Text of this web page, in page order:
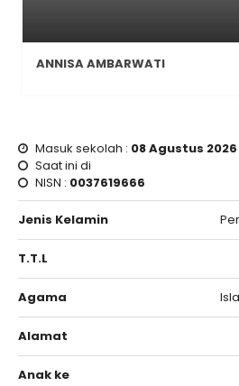
ANNISA AMBARWATI
Masuk sekolah : 08 Agustus 2026
Saat ini di
NISN : 0037619666
Jenis Kelamin
T.T.L
Agama
Alamat
Anak ke